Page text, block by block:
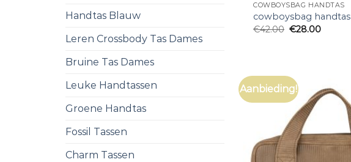
Handtas Blauw
Leren Crossbody Tas Dames
Bruine Tas Dames
Leuke Handtassen
Groene Handtas
Fossil Tassen
Charm Tassen
COWBOYSBAG HANDTAS
cowboysbag handtas
€42.00 €28.00
Aanbieding!